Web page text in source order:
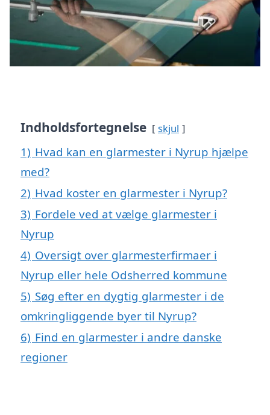
Indholdsfortegnelse skjul
1) Hvad kan en glarmester i Nyrup hjælpe
med?
2) Hvad koster en glarmester i Nyrup?
3) Fordele ved at vælge glarmester i
Nyrup
4) Oversigt over glarmesterfirmaer i
Nyrup eller hele Odsherred kommune
5) Søg efter en dygtig glarmester i de
omkringliggende byer til Nyrup?
6) Find en glarmester i andre danske
regioner